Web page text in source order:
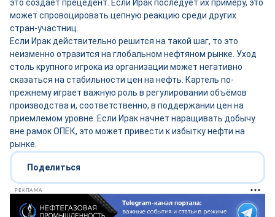
это создаёт прецедент. Если Ирак последует их примеру, это
может спровоцировать цепную реакцию среди других
стран-участниц.
Если Ирак действительно решится на такой шаг, то это
неизменно отразится на глобальном нефтяном рынке. Уход
столь крупного игрока из организации может негативно
сказаться на стабильности цен на нефть. Картель по-
прежнему играет важную роль в регулировании объёмов
производства и, соответственно, в поддержании цен на
приемлемом уровне. Если Ирак начнет наращивать добычу
вне рамок ОПЕК, это может привести к избытку нефти на
рынке.
Поделиться
РЕКЛАМА